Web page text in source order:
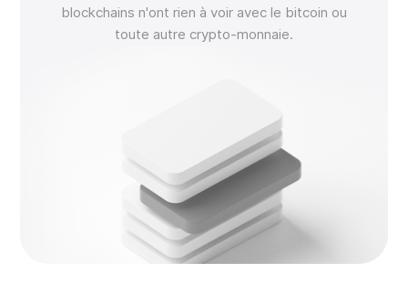
blockchains n'ont rien à voir avec le bitcoin ou
toute autre crypto-monnaie.